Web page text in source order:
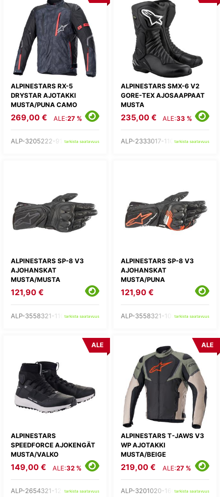
ALPINESTARS RX-5
DRYSTAR AJOTAKKI
MUSTA/PUNA CAMO
269,00 € ALE:27 %
ALP-3205222-9103-tarkista saatavuus
ALPINESTARS SMX-6 V2
GORE-TEX AJOSAAPPAAT
MUSTA
235,00 € ALE:33 %
ALP-2333017-1100-tarkista saatavuus
ALPINESTARS SP-8 V3
AJOHANSKAT
MUSTA/MUSTA
121,90 €
ALP-3558321-1100-tarkista saatavuus
ALPINESTARS SP-8 V3
AJOHANSKAT
MUSTA/PUNA
121,90 €
ALP-3558321-1030-tarkista saatavuus
ALPINESTARS
SPEEDFORCE AJOKENGÄT
MUSTA/VALKO
ALE
149,00 € ALE:32 %
ALP-2654321-12- tarkista saatavuus
ALPINESTARS T-JAWS V3
WP AJOTAKKI
MUSTA/BEIGE
ALE
219,00 € ALE:27 %
ALP-3201020-1607-tarkista saatavuus